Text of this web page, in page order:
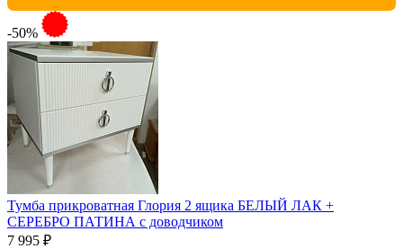
-50%
Тумба прикроватная Глория 2 ящика БЕЛЫЙ ЛАК +
СЕРЕБРО ПАТИНА с доводчиком
7 995 ₽